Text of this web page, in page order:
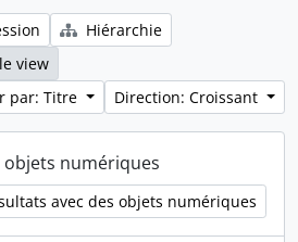
Hiérarchie
view
par: Titre
Direction: Croissant
objets numériques
avec des objets numériques